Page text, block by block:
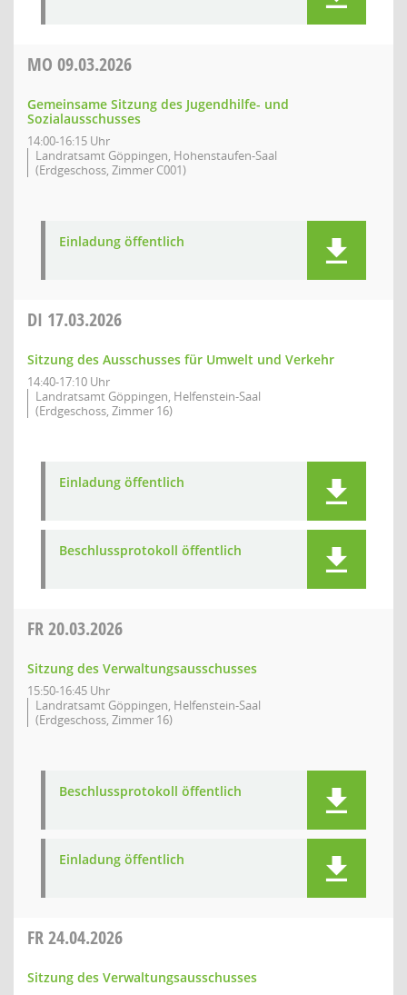
MO 09.03.2026
Gemeinsame Sitzung des Jugendhilfe- und
Sozialausschusses
14:00-16:15 Uhr
Landratsamt Göppingen, Hohenstaufen-Saal
(Erdgeschoss, Zimmer C001)
Einladung öffentlich
DI 17.03.2026
Sitzung des Ausschusses für Umwelt und Verkehr
14:40-17:10 Uhr
Landratsamt Göppingen, Helfenstein-Saal
(Erdgeschoss, Zimmer 16)
Einladung öffentlich
Beschlussprotokoll öffentlich
FR20.03.2026
Sitzung des Verwaltungsausschusses
15:50-16:45 Uhr
Landratsamt Göppingen, Helfenstein-Saal
(Erdgeschoss, Zimmer 16)
Beschlussprotokoll öffentlich
Einladung öffentlich
FR24.04.2026
Sitzung des Verwaltungsausschusses